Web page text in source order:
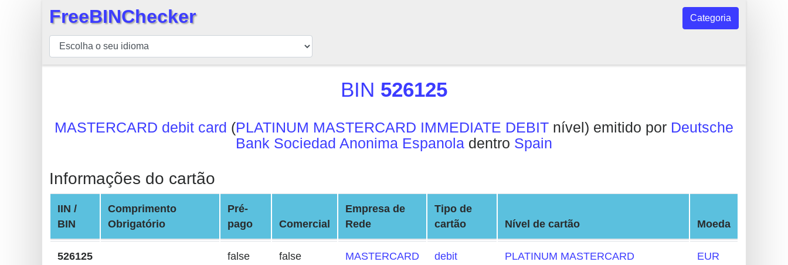
BIN
Verificador
Número
BIN
Generator
BIN
Checker
v2
FreeBINChecker Categoria
BIN 526125
MASTERCARD debit card (PLATINUM MASTERCARD IMMEDIATE DEBIT nível) emitido por Deutsche
Bank Sociedad Anonima Espanola dentro Spain
Informações do cartão
IIN /
BIN
Comprimento
Obrigatório
Pré-
pago
Comercial
Empresa de
Rede
Tipo de
cartão
Nível de cartão Moeda
526125 false false MASTERCARD debit
PLATINUM MASTERCARD
EUR